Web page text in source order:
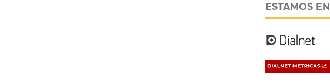
ESTAMOS EN